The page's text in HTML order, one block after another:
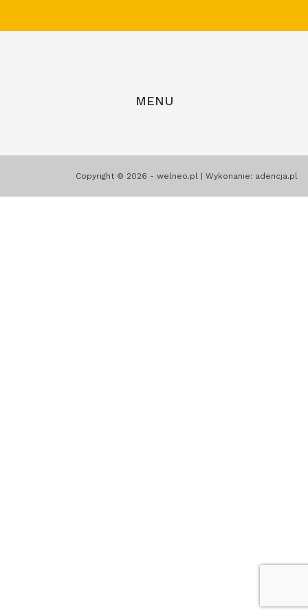
MENU
Copyright © 2026 - welneo.pl | Wykonanie: adencja.pl